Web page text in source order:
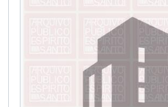
[Dossiê] BR ESAPEES BR
[Dossiê] BR ESAPEES BR
[Dossiê] BR ESAPEES BR
[Dossiê] BR ESAPEES BR
[Dossiê] BR ESAPEES BR ESAPEES